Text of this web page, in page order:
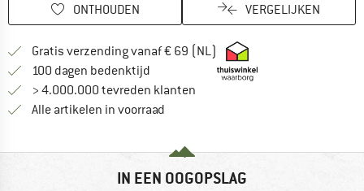
ONTHOUDEN VERGELIJKEN
Gratis verzending vanaf € 69 (NL) Vind hier de
100 dagen bedenktijd Vind de betalingsinformatie hier!
> 4.000.000 tevreden klanten
Alle artikelen in voorraad
IN EEN OOGOPSLAG